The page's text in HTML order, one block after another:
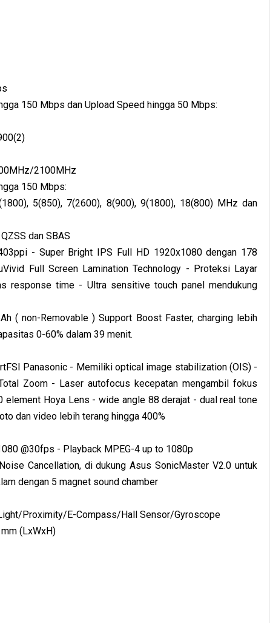
150 Mbps dan Upload Speed hingga 50 Mbps:
2100MHz
150 Mbps:
5(850), 7(2600), 8(900), 9(1800), 18(800) MHz dan
dan SBAS
- Super Bright IPS Full HD 1920x1080 dengan 178
Full Screen Lamination Technology - Proteksi Layar
response time - Ultra sensitive touch panel mendukung
( non-Removable ) Support Boost Faster, charging lebih
0-60% dalam 39 menit.
Panasonic - Memiliki optical image stabilization (OIS) -
Zoom - Laser autofocus kecepatan mengambil fokus
element Hoya Lens - wide angle 88 derajat - dual real tone
dan video lebih terang hingga 400%
@30fps - Playback MPEG-4 up to 1080p
Cancellation, di dukung Asus SonicMaster V2.0 untuk
dengan 5 magnet sound chamber
Proximity/E-Compass/Hall Sensor/Gyroscope
(LxWxH)